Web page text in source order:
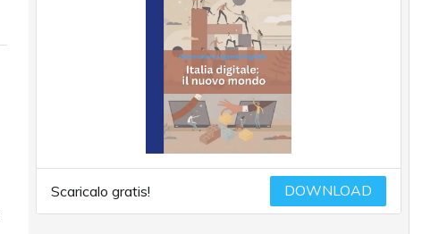
Scaricalo gratis! DOWNLOAD